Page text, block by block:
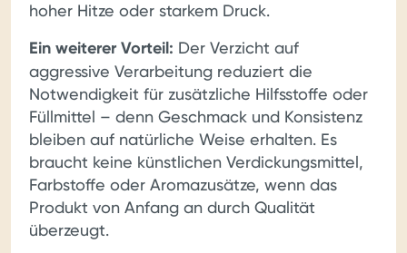
hoher Hitze oder starkem Druck.
Ein weiterer Vorteil: Der Verzicht auf
aggressive Verarbeitung reduziert die
Notwendigkeit für zusätzliche Hilfsstoffe oder
Füllmittel – denn Geschmack und Konsistenz
bleiben auf natürliche Weise erhalten. Es
braucht keine künstlichen Verdickungsmittel,
Farbstoffe oder Aromazusätze, wenn das
Produkt von Anfang an durch Qualität
überzeugt.